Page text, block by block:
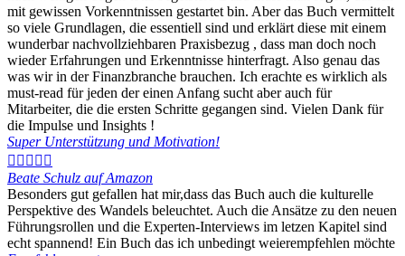
mit gewissen Vorkenntnissen gestartet bin. Aber das Buch vermittelt
so viele Grundlagen, die essentiell sind und erklärt diese mit einem
wunderbar nachvollziehbaren Praxisbezug , dass man doch noch
wieder Erfahrungen und Erkenntnisse hinterfragt. Also genau das
was wir in der Finanzbranche brauchen. Ich erachte es wirklich als
must-read für jeden der einen Anfang sucht aber auch für
Mitarbeiter, die die ersten Schritte gegangen sind. Vielen Dank für
die Impulse und Insights !
Super Unterstützung und Motivation!
    
Beate Schulz auf Amazon
Besonders gut gefallen hat mir,dass das Buch auch die kulturelle
Perspektive des Wandels beleuchtet. Auch die Ansätze zu den neuen
Führungsrollen und die Experten-Interviews im letzen Kapitel sind
echt spannend! Ein Buch das ich unbedingt weierempfehlen möchte